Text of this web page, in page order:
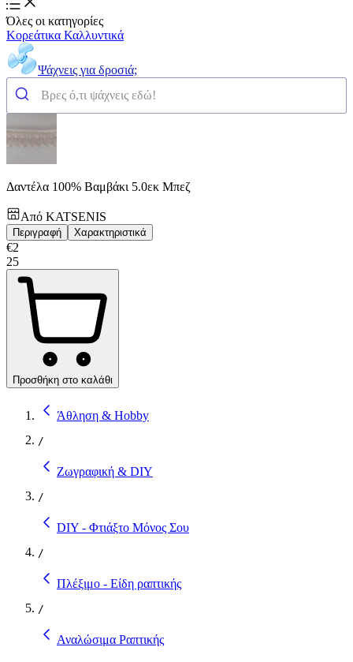
Όλες οι κατηγορίες
Κορεάτικα Καλλυντικά
Ψάχνεις για δροσιά;
Δαντέλα 100% Βαμβάκι 5.0εκ Μπεζ
Από KATSENIS
Περιγραφή Χαρακτηριστικά
€2
25
Προσθήκη στο καλάθι
Άθληση & Hobby
/
Ζωγραφική & DIY
/
DIY - Φτιάξτο Μόνος Σου
/
Πλέξιμο - Είδη ραπτικής
/
Αναλώσιμα Ραπτικής